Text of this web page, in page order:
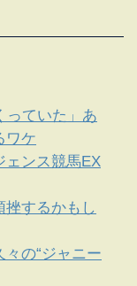
っていた」あ
ワケ
ェンス競馬EX
挫するかもし
の“ジャニー